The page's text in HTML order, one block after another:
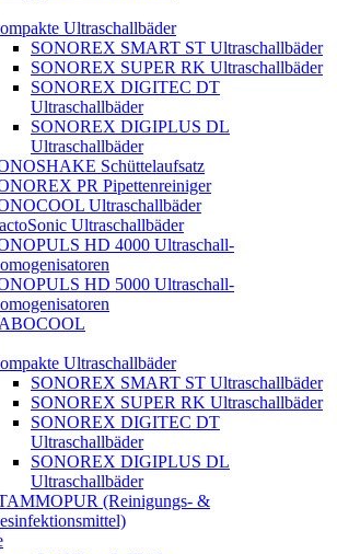
Ultraschallbäder
SONOREX SMART ST Ultraschallbäder
SONOREX SUPER RK Ultraschallbäder
SONOREX DIGITEC DT
Ultraschallbäder
SONOREX DIGIPLUS DL
Ultraschallbäder
Schüttelaufsatz
PR Pipettenreiniger
Ultraschallbäder
Ultraschallbäder
HD 4000 Ultraschall-
HD 5000 Ultraschall-
Ultraschallbäder
SONOREX SMART ST Ultraschallbäder
SONOREX SUPER RK Ultraschallbäder
SONOREX DIGITEC DT
Ultraschallbäder
SONOREX DIGIPLUS DL
Ultraschallbäder
(Reinigungs- &